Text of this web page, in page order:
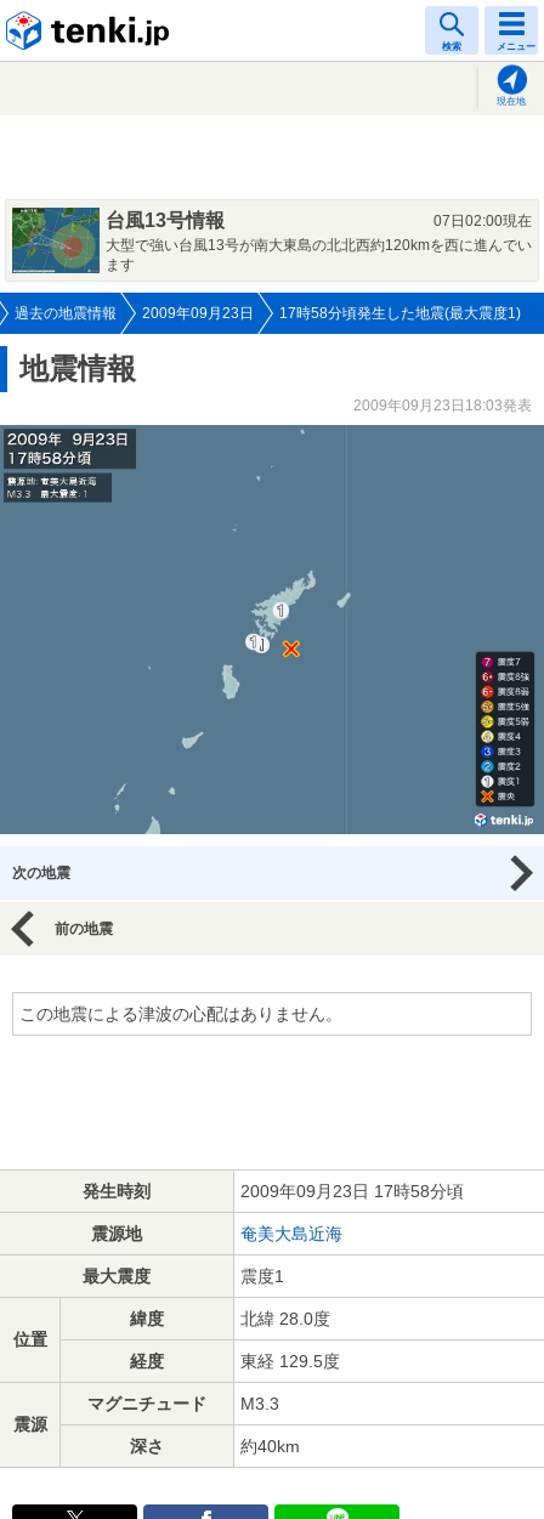
検索 メニュー
現在地
台風13号情報
07日02:00現在
大型で強い台風13号が南大東島の北北西約120kmを西に進んでい
ます
過去の地震情報 2009年09月23日 17時58分頃発生した地震(最大震度1)
地震情報
2009年09月23日18:03発表
次の地震
前の地震
この地震による津波の心配はありません。
発生時刻 2009年09月23日 17時58分頃
震源地 奄美大島近海
最大震度 震度1
位置
緯度 北緯 28.0度
経度 東経 129.5度
震源
マグニチュード M3.3
深さ 約40km